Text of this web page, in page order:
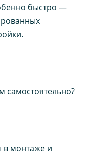
быстро —
в монтаже и